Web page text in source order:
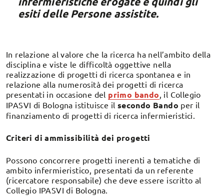
esiti delle Persone assistite.
In relazione al valore che la ricerca ha nell’ambito della
disciplina e viste le difficoltà oggettive nella
realizzazione di progetti di ricerca spontanea e in
relazione alla numerosità dei progetti di ricerca
presentati in occasione del primo bando, il Collegio
IPASVI di Bologna istituisce il secondo Bando per il
finanziamento di progetti di ricerca infermieristici.
Criteri di ammissibilità dei progetti
Possono concorrere progetti inerenti a tematiche di
ambito infermieristico, presentati da un referente
(ricercatore responsabile) che deve essere iscritto al
Collegio IPASVI di Bologna.